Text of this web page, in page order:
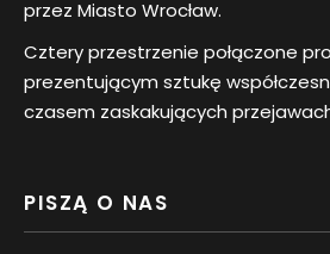
przez Miasto Wrocław.
Cztery przestrzenie połączone
prezentującym sztukę
czasem zaskakujących
PISZĄ O NAS